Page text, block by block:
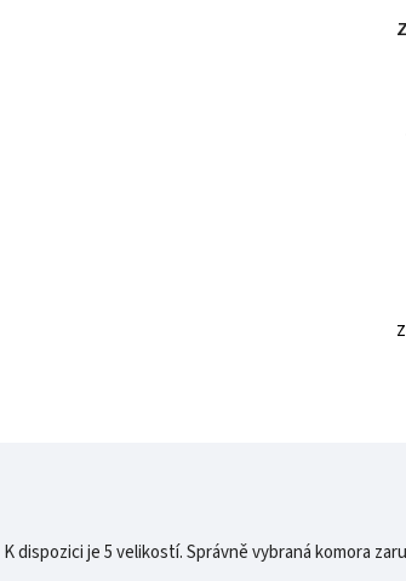
dispozici je 5 velikostí. Správně vybraná komora